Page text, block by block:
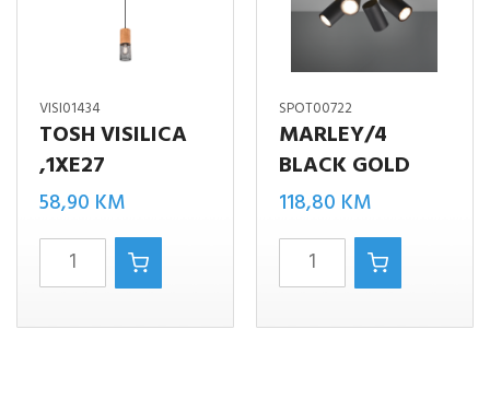
VISI01434
TOSH VISILICA
,1XE27
58,90 KM
TOSH
VISILICA
,1XE27
SPOT00722
MARLEY/4
BLACK GOLD
118,80 KM
MARLEY/4
BLACK
GOLD